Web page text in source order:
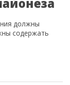
должны
содержать